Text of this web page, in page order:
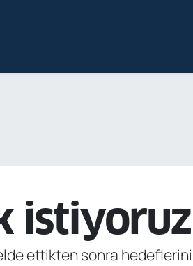
istiyoruz
ettikten sonra